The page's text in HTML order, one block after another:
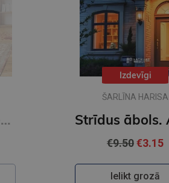
Auroras Tīgārdenas mistērijas. Slepkavība lasītāju klubā. Vakara detektīvs
Izdevīgi
ŠARLĪNA HARISA
€9.50€3.15
Ielikt grozā